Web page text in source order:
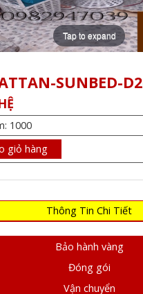
Tap to expand
SUNBED-
1000
giỏ hàng
Thông Tin Chi Tiết
Bảo hành vàng
Đóng gói
Vận chuyển